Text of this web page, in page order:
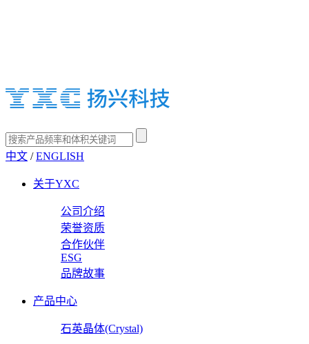
中文 /ENGLISH
关于YXC
公司介绍
荣誉资质
合作伙伴
ESG
品牌故事
产品中心
石英晶体(Crystal)